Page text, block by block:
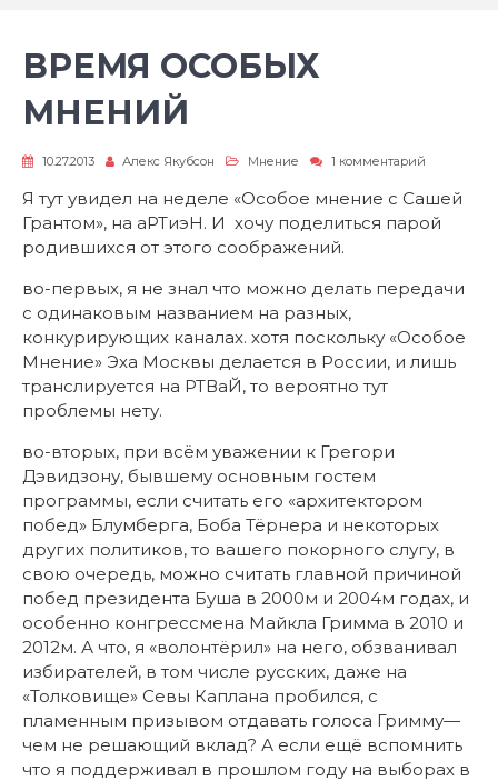
ВРЕМЯ ОСОБЫХ
МНЕНИЙ
10.27.2013 Алекс Якубсон Мнение 1 комментарий
ВРЕМЯ
МНЕНИЙ
Я тут увидел на неделе «Особое мнение с Сашей
Грантом», на аРТиэН. И хочу поделиться парой
родившихся от этого соображений.
во-первых, я не знал что можно делать передачи
с одинаковым названием на разных,
конкурирующих каналах. хотя поскольку «Особое
Мнение» Эха Москвы делается в России, и лишь
транслируется на РТВаЙ, то вероятно тут
проблемы нету.
во-вторых, при всём уважении к Грегори
Дэвидзону, бывшему основным гостем
программы, если считать его «архитектором
побед» Блумберга, Боба Тёрнера и некоторых
других политиков, то вашего покорного слугу, в
свою очередь, можно считать главной причиной
побед президента Буша в 2000м и 2004м годах, и
особенно конгрессмена Майкла Гримма в 2010 и
2012м. А что, я «волонтёрил» на него, обзванивал
избирателей, в том числе русских, даже на
«Толковище» Севы Каплана пробился, с
пламенным призывом отдавать голоса Гримму—
чем не решающий вклад? А если ещё вспомнить
что я поддерживал в прошлом году на выборах в